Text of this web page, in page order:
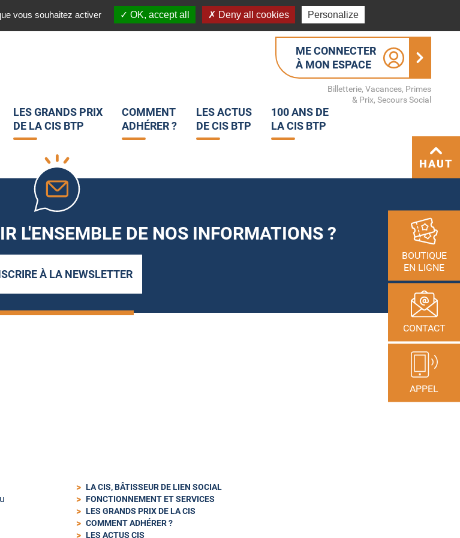
Nous suivre sur les réseaux sociaux :
ME CONNECTER
À MON ESPACE
Billetterie, Vacances, Primes
& Prix, Secours Social
LES GRANDS PRIX
DE LA CIS BTP
COMMENT
ADHÉRER ?
LES ACTUS
DE CIS BTP
100 ANS DE
LA CIS BTP
BOUTIQUE
EN LIGNE
CONTACT
APPEL
HAUT
L'ENSEMBLE DE NOS INFORMATIONS ?
À LA NEWSLETTER
LA CIS, BÂTISSEUR DE LIEN SOCIAL
FONCTIONNEMENT ET SERVICES
LES GRANDS PRIX DE LA CIS
COMMENT ADHÉRER ?
LES ACTUS CIS
vous souhaitez activer OK, accept all Deny all cookies Personalize